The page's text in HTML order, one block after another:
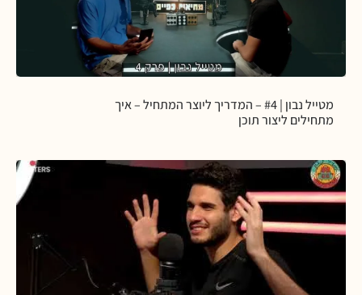
מטייל נבון | #4 – המדריך ליוצר המתחיל – איך
מתחילים ליצור תוכן